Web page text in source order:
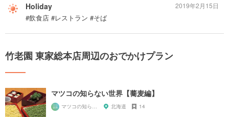
Holiday
#飲食店 #レストラン #そば
2019年2月15日
竹老園 東家総本店周辺のおでかけプラン
マツコの知らない世界【蕎麦編】
北海道 14